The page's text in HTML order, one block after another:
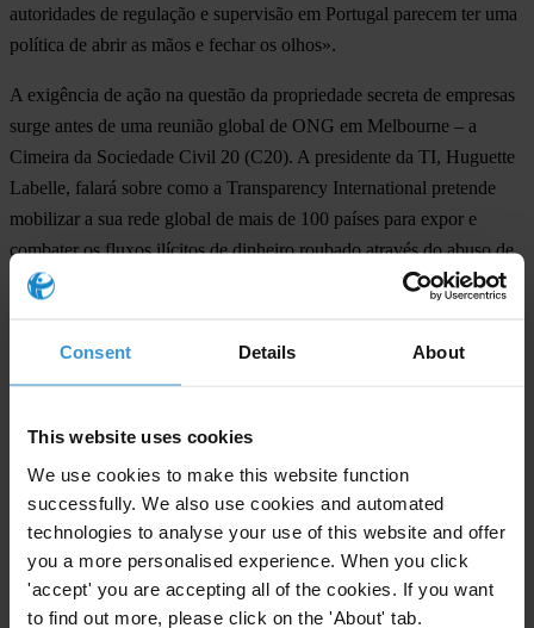
Consent Details About
This website uses cookies
We use cookies to make this website function
successfully. We also use cookies and automated
technologies to analyse your use of this website and offer
you a more personalised experience. When you click
'accept' you are accepting all of the cookies. If you want
to find out more, please click on the 'About' tab.
autoridades de regulação e supervisão em Portugal parecem ter uma
política de abrir as mãos e fechar os olhos».
A exigência de ação na questão da propriedade secreta de empresas
surge antes de uma reunião global de ONG em Melbourne – a
Cimeira da Sociedade Civil 20 (C20). A presidente da TI, Huguette
Labelle, falará sobre como a Transparency International pretende
mobilizar a sua rede global de mais de 100 países para expor e
combater os fluxos ilícitos de dinheiro roubado através do abuso de
poder, corrupção e acordos secretos.
paraísos fiscais e tem implicações bem mais vastas, alerta a
Transparency International. A falta de regras sobre os beneficiários
momento, 77 por cento dos registos de empresas na União Europeia
não coletam os nomes dos reais proprietários ou beneficiários das